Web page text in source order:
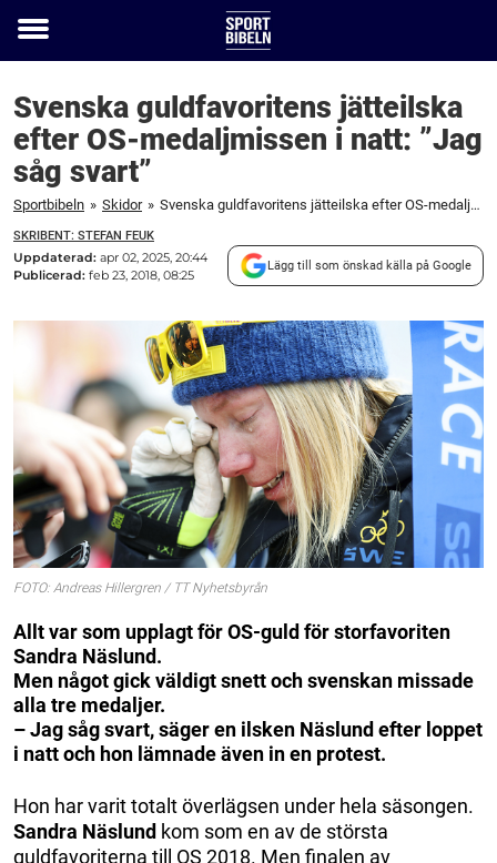
Toggle
Svenska guldfavoritens jätteilska
efter OS-medaljmissen i natt: ”Jag
såg svart”
Sportbibeln » Skidor » Svenska guldfavoritens jätteilska efter OS-medaljmissen i natt: "Jag såg svart"
SKRIBENT: STEFAN FEUK
Uppdaterad: apr 02, 2025, 20:44
Publicerad: feb 23, 2018, 08:25
Lägg till som önskad källa på Google
FOTO: Andreas Hillergren / TT Nyhetsbyrån
Allt var som upplagt för OS-guld för storfavoriten
Sandra Näslund.
Men något gick väldigt snett och svenskan missade
alla tre medaljer.
– Jag såg svart, säger en ilsken Näslund efter loppet
i natt och hon lämnade även in en protest.
Hon har varit totalt överlägsen under hela säsongen.
Sandra Näslund kom som en av de största
guldfavoriterna till OS 2018. Men finalen av